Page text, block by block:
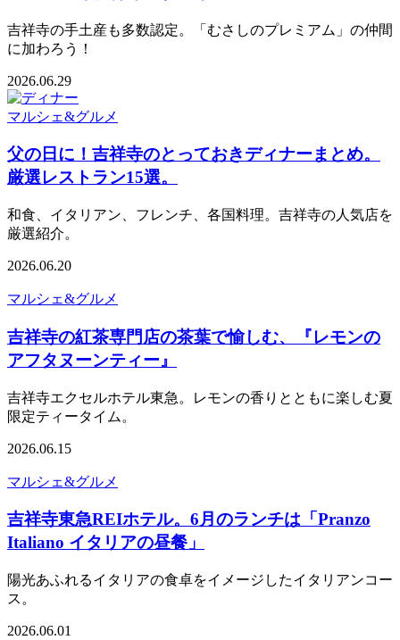
吉祥寺の手土産も多数認定。「むさしのプレミアム」の仲間
に加わろう！
2026.06.29
マルシェ&グルメ
父の日に！吉祥寺のとっておきディナーまとめ。
厳選レストラン15選。
和食、イタリアン、フレンチ、各国料理。吉祥寺の人気店を
厳選紹介。
2026.06.20
マルシェ&グルメ
吉祥寺の紅茶専門店の茶葉で愉しむ、『レモンの
アフタヌーンティー』
吉祥寺エクセルホテル東急。レモンの香りとともに楽しむ夏
限定ティータイム。
2026.06.15
マルシェ&グルメ
吉祥寺東急REIホテル。6月のランチは「Pranzo
Italiano イタリアの昼餐」
陽光あふれるイタリアの食卓をイメージしたイタリアンコー
ス。
2026.06.01